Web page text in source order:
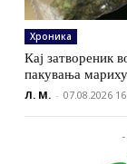
Хроника
Кај затвореник
пакувања
Л. М. - 07.08.2026
-